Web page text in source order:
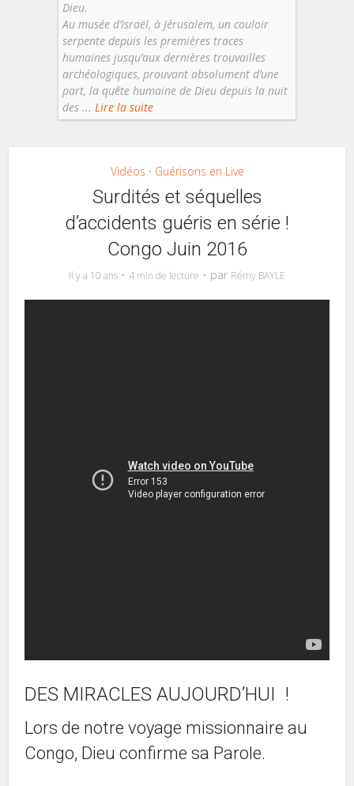
Dieu.
Au musée d’Israël, à Jérusalem, un couloir
serpente depuis les premières traces
humaines jusqu’aux dernières trouvailles
archéologiques, prouvant absolument d’une
part, la quête humaine de Dieu depuis la nuit
des ... Lire la suite
Vidéos • Guérisons en Live
Surdités et séquelles
d’accidents guéris en série !
Congo Juin 2016
Il y a 10 ans 4 min de lecture par Rémy BAYLE
DES MIRACLES AUJOURD’HUI !
Lors de notre voyage missionnaire au
Congo, Dieu confirme sa Parole.